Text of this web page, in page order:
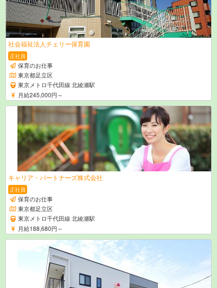
社会福祉法人チェリー保育園
正社員
保育のお仕事
東京都足立区
東京メトロ千代田線 北綾瀬駅
月給245,000円～
キャリア・パートナーズ株式会社
正社員
保育のお仕事
東京都足立区
東京メトロ千代田線 北綾瀬駅
月給188,680円～